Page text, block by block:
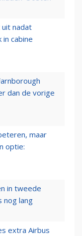
uit nadat
cabine
dan de vorige
maar
optie:
in tweede
nog lang
extra Airbus